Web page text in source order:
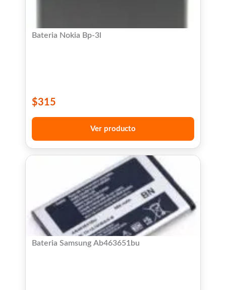
Bateria Nokia Bp-3l
$315
Ver producto
Bateria Samsung Ab463651bu